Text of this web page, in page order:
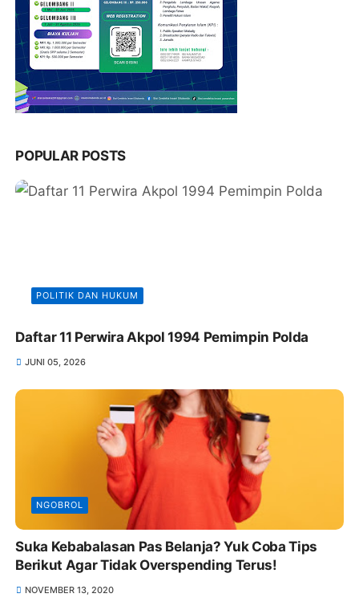
POPULAR POSTS
POLITIK DAN HUKUM
Daftar 11 Perwira Akpol 1994 Pemimpin Polda
JUNI 05, 2026
NGOBROL
Suka Kebabalasan Pas Belanja? Yuk Coba Tips
Berikut Agar Tidak Overspending Terus!
NOVEMBER 13, 2020